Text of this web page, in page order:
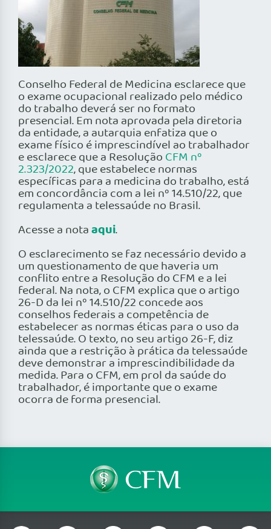
Conselho Federal de Medicina esclarece que
o exame ocupacional realizado pelo médico
do trabalho deverá ser no formato
presencial. Em nota aprovada pela diretoria
da entidade, a autarquia enfatiza que o
exame físico é imprescindível ao trabalhador
e esclarece que a Resolução CFM nº
2.323/2022, que estabelece normas
específicas para a medicina do trabalho, está
em concordância com a lei nº 14.510/22, que
regulamenta a telessaúde no Brasil.
Acesse a notaaqui.
O esclarecimento se faz necessário devido a
um questionamento de que haveria um
conflito entre a Resolução do CFM e a lei
federal. Na nota, o CFM explica que o artigo
26-D da lei nº 14.510/22 concede aos
conselhos federais a competência de
estabelecer as normas éticas para o uso da
telessaúde. O texto, no seu artigo 26-F, diz
ainda que a restrição à prática da telessaúde
deve demonstrar a imprescindibilidade da
medida. Para o CFM, em prol da saúde do
trabalhador, é importante que o exame
ocorra de forma presencial.